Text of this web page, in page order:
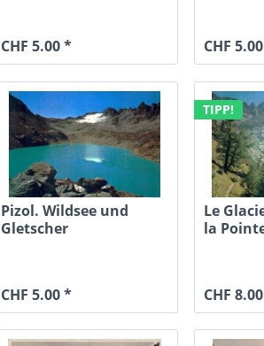
CHF 5.00 * CHF
Pizol. Wildsee und
Gletscher
CHF 5.00 *
TIPP!
Le
la
CHF